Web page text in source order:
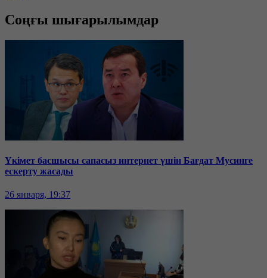
Соңғы шығарылымдар
Үкімет басшысы сапасыз интернет үшін Бағдат Мусинге
ескерту жасады
26 января, 19:37